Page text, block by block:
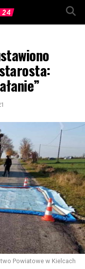
Powiatowe w Kielcach